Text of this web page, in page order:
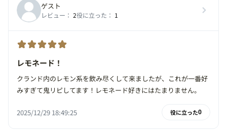
ゲスト
レビュー： 2役に立った： 1
レモネード！
クランド内のレモン系を飲み尽くして来ましたが、これが一番好
みすぎて鬼リピしてます！レモネード好きにはたまりません。
2025/12/29 18:49:25 役に立った0